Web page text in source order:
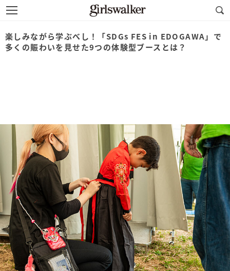
楽しみながら学ぶべし！「SDGs FES in EDOGAWA」で
多くの賑わいを見せた9つの体験型ブースとは？